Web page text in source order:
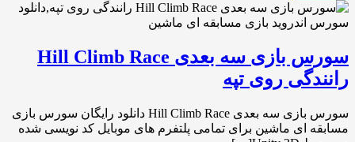
سورس بازی سه بعدی Hill Climb Race
رانندگی روی تپه
سورس بازی سه بعدی Hill Climb Race دانلود رایگان سورس بازی
مسابقه ای ماشین برای تمامی پلتفرم های موبایل کد نویسی شده